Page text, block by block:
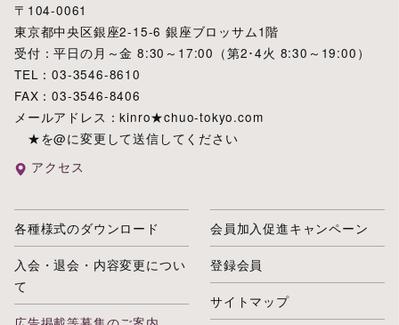
〒104-0061
東京都中央区銀座2-15-6 銀座ブロッサム1階
受付：平日の月～金 8:30～17:00（第2･4火 8:30～19:00）
TEL：03-3546-8610
FAX：03-3546-8406
メールアドレス：kinro★chuo-tokyo.com
★を@に変更して送信してください
アクセス
各種様式のダウンロード
入会・退会・内容変更につい
て
会員加入促進キャンペーン
登録会員
サイトマップ